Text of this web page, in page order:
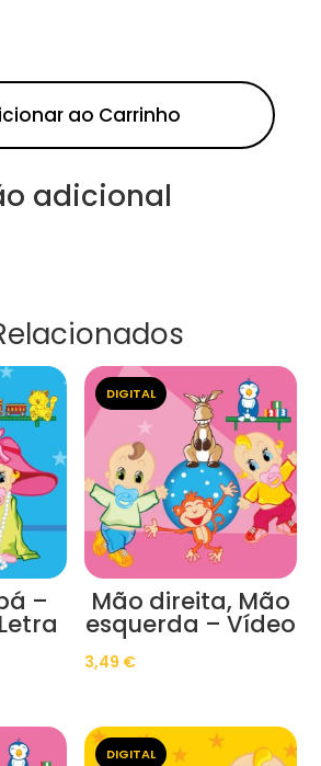
ao Carrinho
adicional
–
DIGITAL
Mão direita, Mão
esquerda – Vídeo
3,49 €
DIGITAL